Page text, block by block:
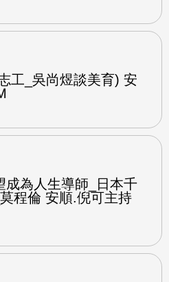
工_吳尚煜談美育) 安
成為人生導師_日本千
程倫 安順.倪可主持